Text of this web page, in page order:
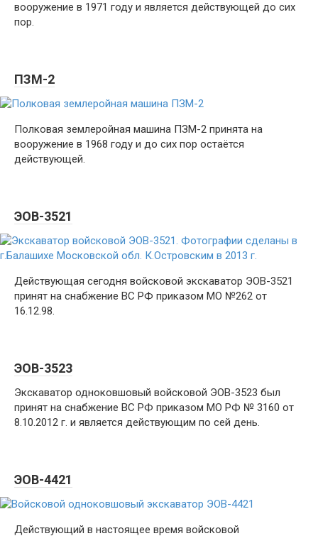
вооружение в 1971 году и является действующей до сих
пор.
ПЗМ-2
Полковая землеройная машина ПЗМ-2 принята на
вооружение в 1968 году и до сих пор остаётся
действующей.
ЭОВ-3521
Действующая сегодня войсковой экскаватор ЭОВ-3521
принят на снабжение ВС РФ приказом МО №262 от
16.12.98.
ЭОВ-3523
Экскаватор одноковшовый войсковой ЭОВ-3523 был
принят на снабжение ВС РФ приказом МО РФ № 3160 от
8.10.2012 г. и является действующим по сей день.
ЭОВ-4421
Действующий в настоящее время войсковой